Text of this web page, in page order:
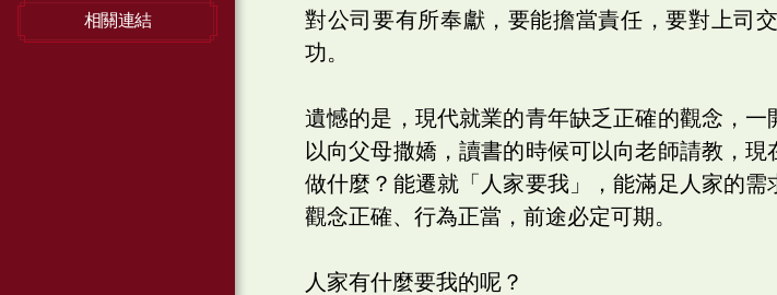
相關連結
對公司要有所奉獻，要能擔當責任，要對上司
功。
遺憾的是，現代就業的青年缺乏正確的觀念，
以向父母撒嬌，讀書的時候可以向老師請教，
做什麼？能遷就「人家要我」，能滿足人家的
觀念正確、行為正當，前途必定可期。
人家有什麼要我的呢？